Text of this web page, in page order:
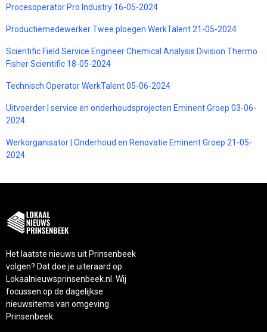
Procesoperator Pro Industry 16-05-2024
Productiemedewerker Twee ploegen WerkTalent 21-05-2024
Scientific Field Service Engineer Chemical Analysis Division Thermo
Fisher Scientific 18-05-2024
Technisch Operator WerkTalent 05-06-2024
Uitvoerder | service en onderhoudsprojecten Eminent Groep 03-06-
2024
Werkorganisator | Onderhoud en Renovatie Eminent Groep 21-05-
2024
Het laatste nieuws uit Prinsenbeek
volgen? Dat doe je uiteraard op
Lokaalnieuwsprinsenbeek.nl. Wij
focussen op de dagelijkse
nieuwsitems van omgeving
Prinsenbeek.